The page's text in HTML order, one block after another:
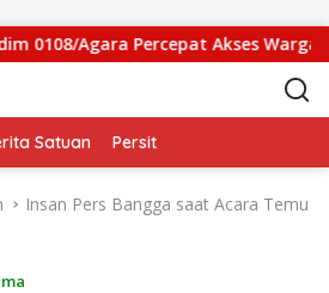
Agara Percepat Akses Warga Ds.
Satuan Persit
Insan Pers Bangga saat Acara Temu